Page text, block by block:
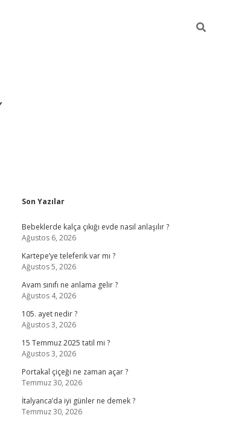
Sidebar
Son Yazılar
Bebeklerde kalça çıkığı evde nasıl anlaşılır ?
Ağustos 6, 2026
Kartepe’ye teleferik var mı ?
Ağustos 5, 2026
Avam sınıfı ne anlama gelir ?
Ağustos 4, 2026
105. ayet nedir ?
Ağustos 3, 2026
15 Temmuz 2025 tatil mi ?
Ağustos 3, 2026
Portakal çiçeği ne zaman açar ?
Temmuz 30, 2026
İtalyanca’da iyi günler ne demek ?
Temmuz 30, 2026